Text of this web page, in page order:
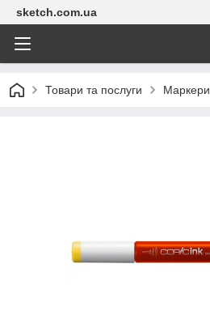
sketch.com.ua
Товари та послуги Маркери